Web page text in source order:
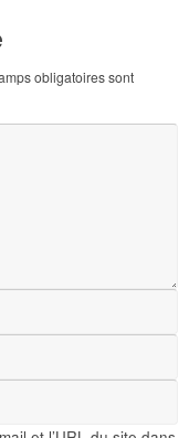
obligatoires sont